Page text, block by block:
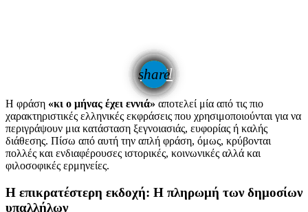
share
email
Η φράση «κι ο μήνας έχει εννιά» αποτελεί μία από τις πιο
χαρακτηριστικές ελληνικές εκφράσεις που χρησιμοποιούνται για να
περιγράψουν μια κατάσταση ξεγνοιασιάς, ευφορίας ή καλής
διάθεσης. Πίσω από αυτή την απλή φράση, όμως, κρύβονται
πολλές και ενδιαφέρουσες ιστορικές, κοινωνικές αλλά και
φιλοσοφικές ερμηνείες.
Η επικρατέστερη εκδοχή: Η πληρωμή των δημοσίων
υπαλλήλων